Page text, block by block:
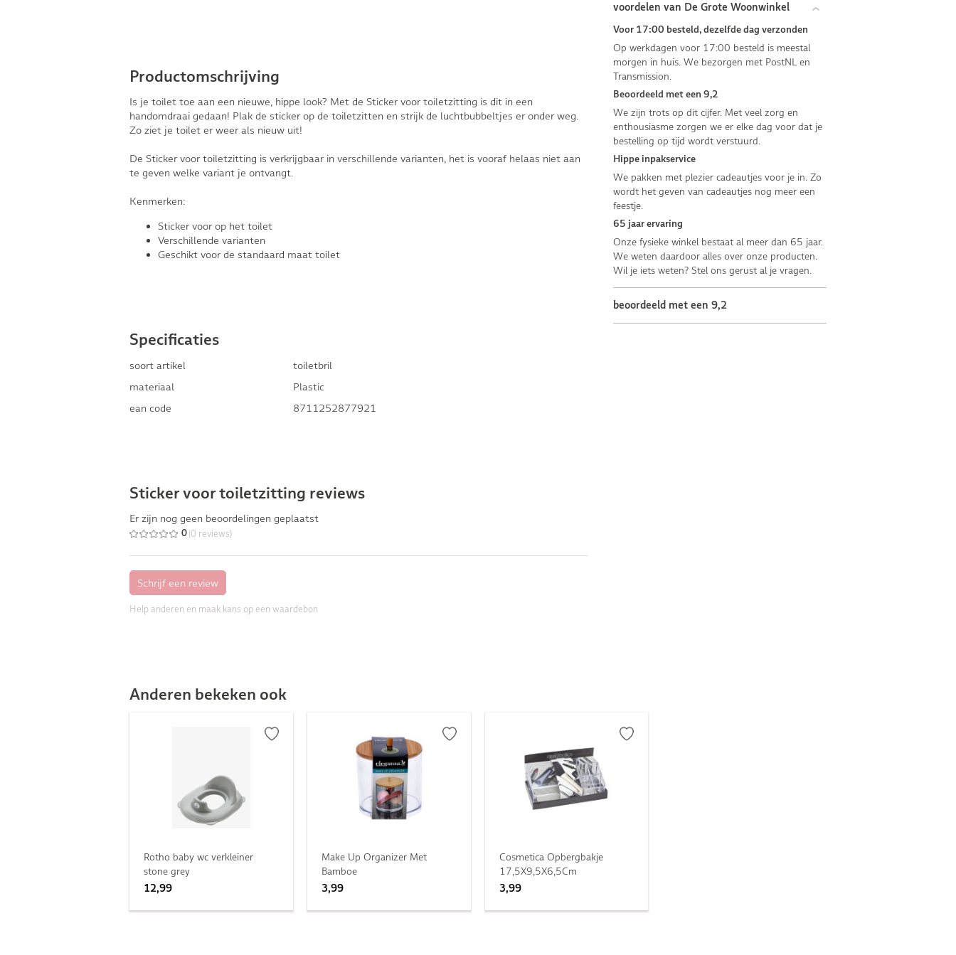
Productomschrijving
Is je toilet toe aan een nieuwe, hippe look? Met de Sticker voor toiletzitting is dit in een
handomdraai gedaan! Plak de sticker op de toiletzitten en strijk de luchtbubbeltjes er onder weg.
Zo ziet je toilet er weer als nieuw uit!
De Sticker voor toiletzitting is verkrijgbaar in verschillende varianten, het is vooraf helaas niet aan
te geven welke variant je ontvangt.
Kenmerken:
Sticker voor op het toilet
Verschillende varianten
Geschikt voor de standaard maat toilet
Specificaties
soort artikel
toiletbril
materiaal
Plastic
ean code
8711252877921
Sticker voor toiletzitting reviews
Er zijn nog geen beoordelingen geplaatst
0 (0 reviews)
Help anderen en maak kans op een waardebon
voordelen van De Grote Woonwinkel
Voor 17:00 besteld, dezelfde dag verzonden
Op werkdagen voor 17:00 besteld is meestal
morgen in huis. We bezorgen met PostNL en
Transmission.
Beoordeeld met een 9,2
We zijn trots op dit cijfer. Met veel zorg en
enthousiasme zorgen we er elke dag voor dat je
bestelling op tijd wordt verstuurd.
Hippe inpakservice
We pakken met plezier cadeautjes voor je in. Zo
wordt het geven van cadeautjes nog meer een
feestje.
65 jaar ervaring
Onze fysieke winkel bestaat al meer dan 65 jaar.
We weten daardoor alles over onze producten.
Wil je iets weten? Stel ons gerust al je vragen.
beoordeeld met een 9,2
Anderen bekeken ook
Rotho baby wc verkleiner
stone grey
12,99
Make Up Organizer Met
Bamboe
3,99
Cosmetica Opbergbakje
17,5X9,5X6,5Cm
3,99